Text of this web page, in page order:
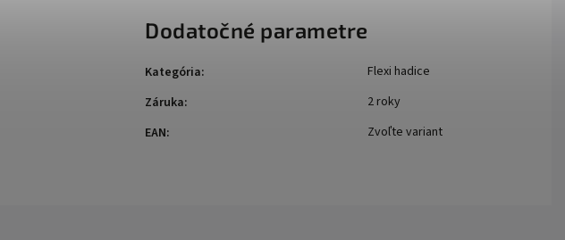
Dodatočné parametre
Kategória:
Flexi hadice
Záruka:
2 roky
EAN: Zvoľte variant